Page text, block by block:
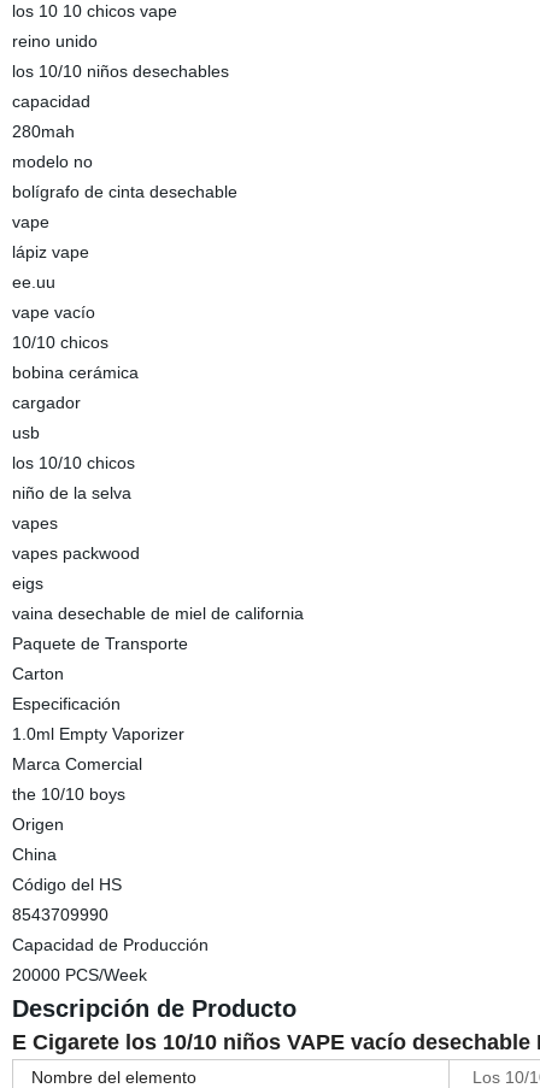
los 10 10 chicos vape
reino unido
los 10/10 niños desechables
capacidad
280mah
modelo no
bolígrafo de cinta desechable
vape
lápiz vape
ee.uu
vape vacío
10/10 chicos
bobina cerámica
cargador
usb
los 10/10 chicos
niño de la selva
vapes
vapes packwood
eigs
vaina desechable de miel de california
Paquete de Transporte
Carton
Especificación
1.0ml Empty Vaporizer
Marca Comercial
the 10/10 boys
Origen
China
Código del HS
8543709990
Capacidad de Producción
20000 PCS/Week
Descripción de Producto
E Cigarete los 10/10 niños VAPE vacío
Nombre del elemento
Los 10/